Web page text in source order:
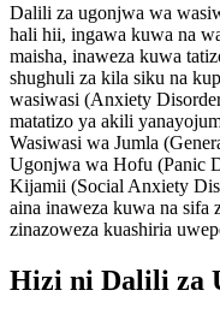
Dalili za ugonjwa wa
hali hii, ingawa kuwa na
maisha, inaweza kuwa
shughuli za kila siku na
wasiwasi (Anxiety
matatizo ya akili
Wasiwasi wa Jumla
Ugonjwa wa Hofu (Panic
Kijamii (Social Anxiety
aina inaweza kuwa na sifa
zinazoweza kuashiria
Hizi ni Dalili za